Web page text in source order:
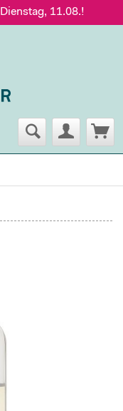
11.08.!
€ Warenwert
11.08.!